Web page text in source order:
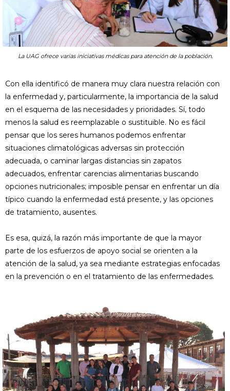
La UAG ofrece varias iniciativas médicas para atención de la población.
Con ella identificó de manera muy clara nuestra relación con
la enfermedad y, particularmente, la im­portancia de la salud
en el esquema de las necesidades y prioridades. Sí, todo
menos la salud es reemplazable o sustituible. No es fácil
pensar que los seres humanos pode­mos enfrentar
situaciones climatológicas adversas sin protección
adecuada, o cami­nar largas distancias sin zapatos
adecuados, enfrentar carencias alimentarias buscando
opciones nutricionales; imposible pensar en enfrentar un día
típico cuando la enferme­dad está presente, y las opciones
de trata­miento, ausentes.
Es esa, quizá, la razón más importante de que la mayor
parte de los esfuerzos de apo­yo social se orienten a la
atención de la sa­lud, ya sea mediante estrategias enfocadas
en la prevención o en el tratamiento de las enfermedades.